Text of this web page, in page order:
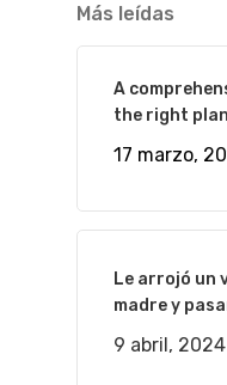
Más leídas
A
the right
17 marzo,
Le arrojó un
madre y
9 abril, 2024